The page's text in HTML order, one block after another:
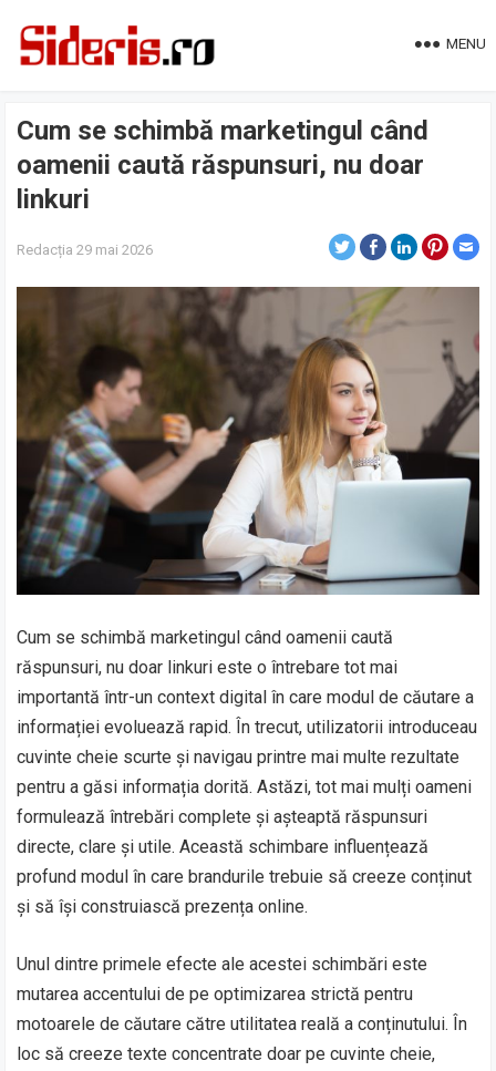
MENU
Cum se schimbă marketingul când
oamenii caută răspunsuri, nu doar
linkuri
Redacția 29 mai 2026
Cum se schimbă marketingul când oamenii caută
răspunsuri, nu doar linkuri este o întrebare tot mai
importantă într-un context digital în care modul de căutare a
informației evoluează rapid. În trecut, utilizatorii introduceau
cuvinte cheie scurte și navigau printre mai multe rezultate
pentru a găsi informația dorită. Astăzi, tot mai mulți oameni
formulează întrebări complete și așteaptă răspunsuri
directe, clare și utile. Această schimbare influențează
profund modul în care brandurile trebuie să creeze conținut
și să își construiască prezența online.
Unul dintre primele efecte ale acestei schimbări este
mutarea accentului de pe optimizarea strictă pentru
motoarele de căutare către utilitatea reală a conținutului. În
loc să creeze texte concentrate doar pe cuvinte cheie,